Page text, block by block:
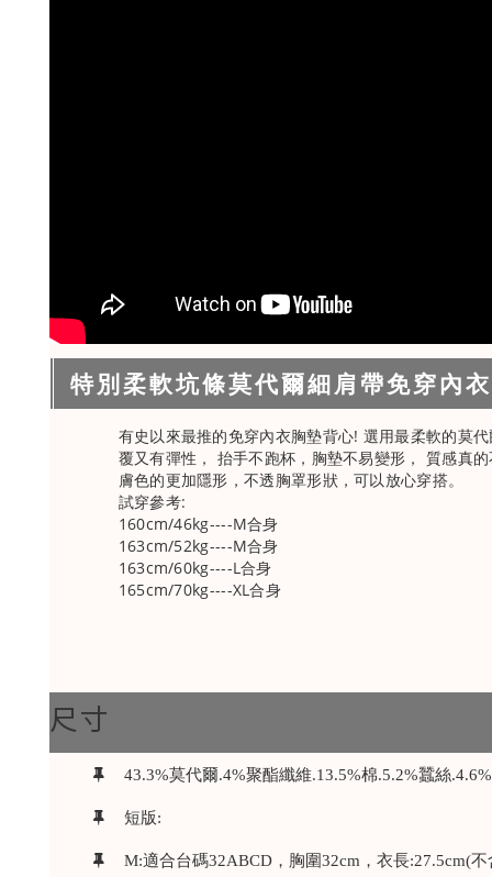
特別柔軟坑條莫代爾細肩帶免穿
有史以來最推的免穿內衣胸墊背心! 選用最柔軟的莫
覆又有彈性， 抬手不跑杯，胸墊不易變形， 質感真
膚色的更加隱形，不透胸罩形狀，可以放心穿搭。
試穿參考:
160cm/46kg----M合身
163cm/52kg----M合身
163cm/60kg----L合身
165cm/70kg----XL合身
尺寸
43.3%莫代爾.4%聚酯纖維.13.5%棉.5.2%蠶絲
短版:
M:適合台碼32ABCD，胸圍32cm，衣長:27.5cm(不